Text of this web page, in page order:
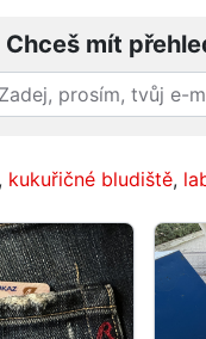
Chceš mít
, kukuřičné bludiště,